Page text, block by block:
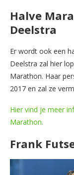
Halve
Deelstra
Er wordt ook een
Deelstra zal hier
Marathon. Haar
2017 en zal ze
Hier vind je meer
Marathon.
Frank